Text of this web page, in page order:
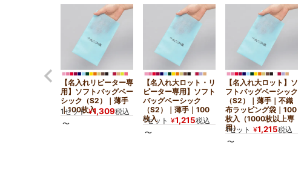
【名入れリピーター専
用】ソフトバッグベー
シック（S2）｜薄手
｜100枚入
1セット ¥1,309税込
〜
【名入れ大ロット・リ
ピーター専用】ソフト
バッグベーシック
（S2）｜薄手｜100
枚入
1セット ¥1,215税込
〜
【名入れ大ロット】ソ
フトバッグベーシック
（S2）｜薄手｜不織
布ラッピング袋｜100
枚入（1000枚以上専
用）
1セット ¥1,215税込
〜